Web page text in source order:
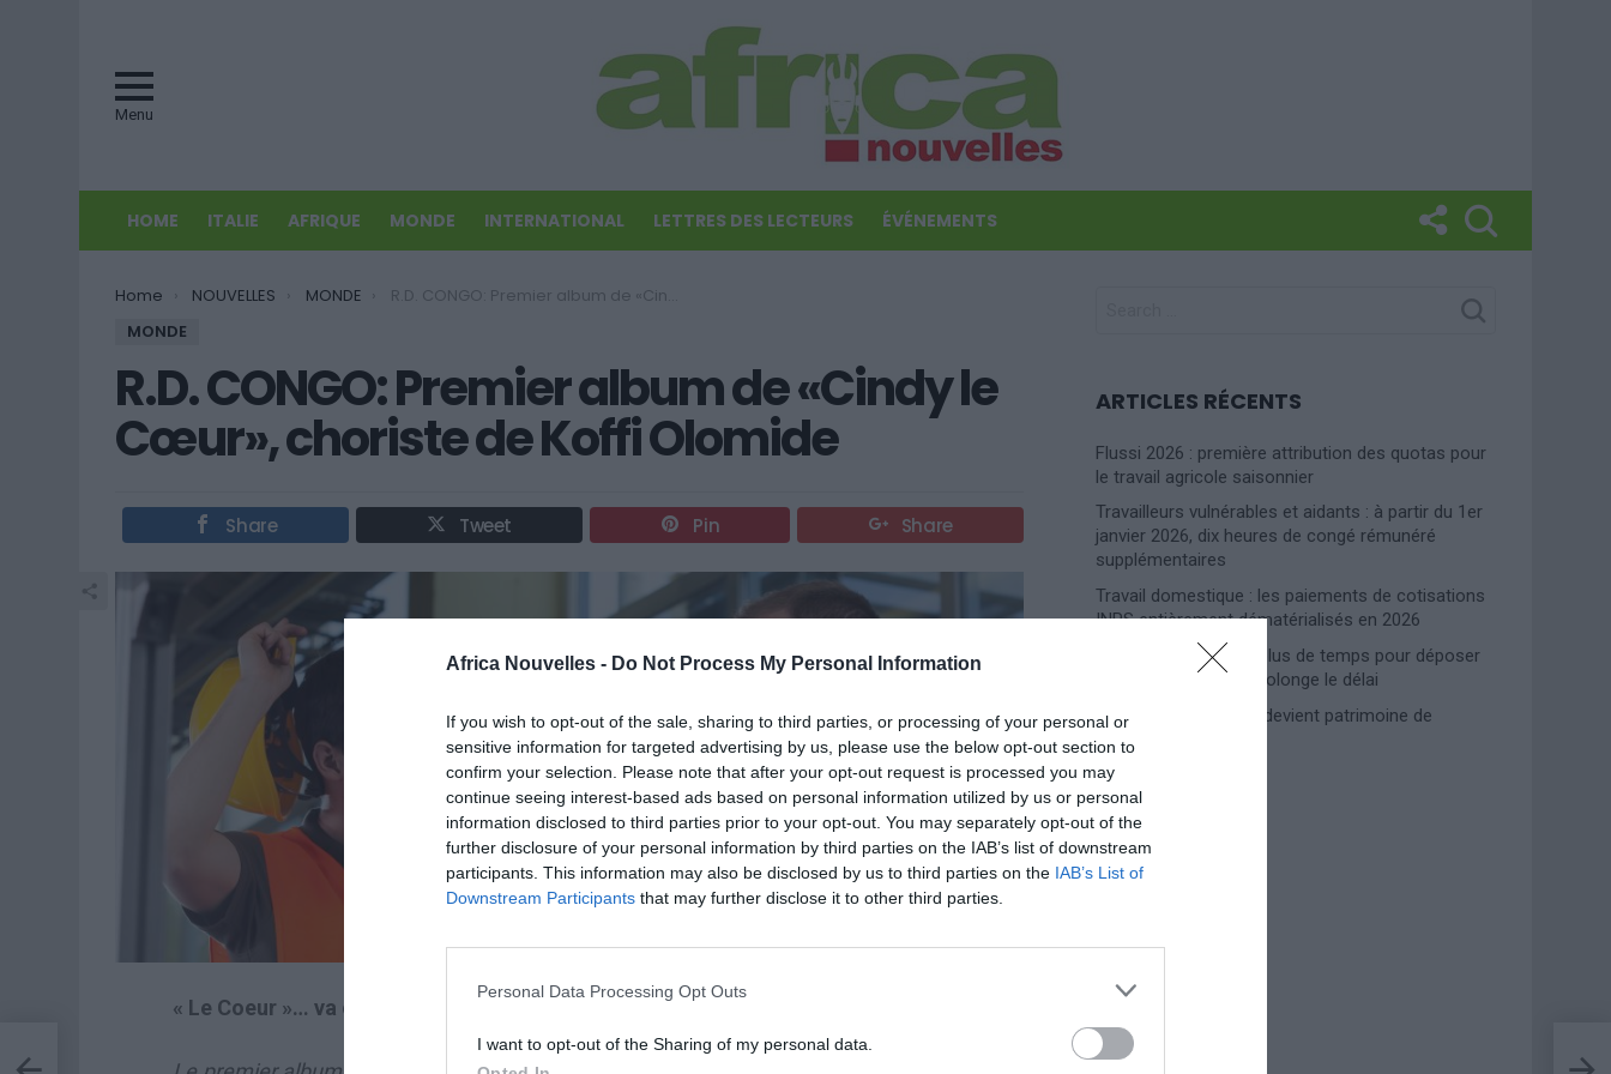
Africa Nouvelles - Do Not Process My Personal Information
If you wish to opt-out of the sale, sharing to third parties, or processing of your personal or
sensitive information for targeted advertising by us, please use the below opt-out section to
confirm your selection. Please note that after your opt-out request is processed you may
continue seeing interest-based ads based on personal information utilized by us or personal
information disclosed to third parties prior to your opt-out. You may separately opt-out of the
further disclosure of your personal information by third parties on the IAB’s list of downstream
participants. This information may also be disclosed by us to third parties on the IAB’s List of
Downstream Participants that may further disclose it to other third parties.
Personal Data Processing Opt Outs
I want to opt-out of the Sharing of my personal data.
Menu
HOME ITALIE AFRIQUE MONDE INTERNATIONAL LETTRES DES LECTEURS ÉVÉNEMENTS
You are here:
Home NOUVELLES MONDE
R.D. CONGO: Premier album de «Cindy le Cœur», choriste de Koffi Olomide
MONDE
R.D. CONGO: Premier album de «Cindy le
Cœur», choriste de Koffi Olomide
Share Tweet Pin Share
« Le Coeur »… va outre le choeur!
ARTICLES RÉCENTS
Flussi 2026 : première attribution des quotas pour
le travail agricole saisonnier
Travailleurs vulnérables et aidants : à partir du 1er
janvier 2026, dix heures de congé rémunéré
supplémentaires
Travail domestique : les paiements de cotisations
INPS entièrement dématérialisés en 2026
Prime de naissance, plus de temps pour déposer
la demande : l’INPS prolonge le délai
Lampedusa, l’accueil devient patrimoine de
l’humanité
Photoshoot Paris